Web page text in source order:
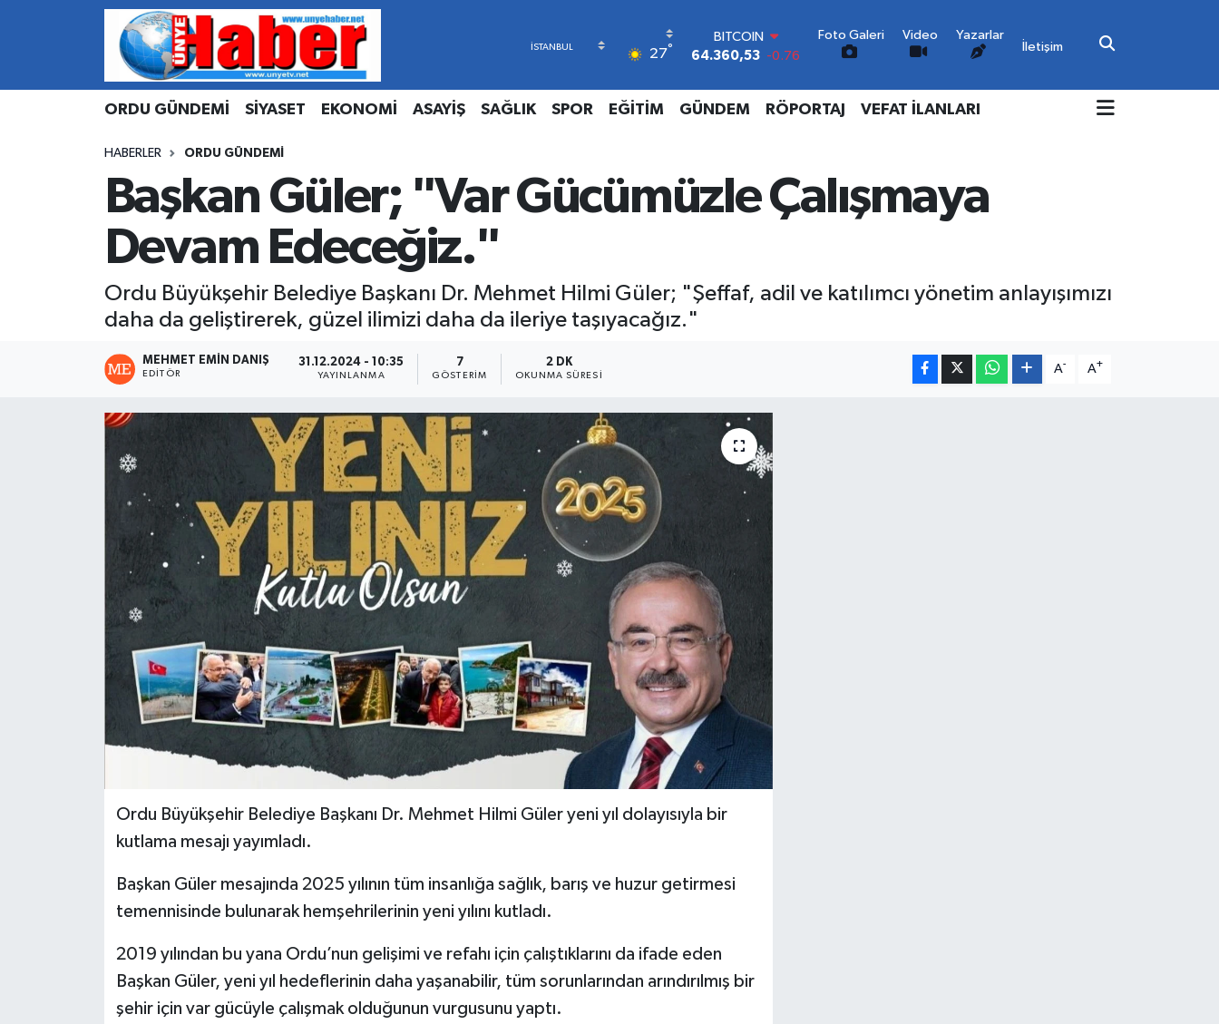
27°
64.360,53
DOLAR
55,0265
0.01
6618.49
2.12
BİST100
Foto Galeri Video
Yazarlar
İletişim
ORDU GÜNDEMİ SİYASET EKONOMİ ASAYİŞ SAĞLIK SPOR EĞİTİM GÜNDEM RÖPORTAJ VEFAT İLANLARI
HABERLER ORDU GÜNDEMİ
Başkan Güler; "Var Gücümüzle Çalışmaya
Devam Edeceğiz."
Ordu Büyükşehir Belediye Başkanı Dr. Mehmet Hilmi Güler; "Şeffaf, adil ve katılımcı yönetim anlayışımızı
daha da geliştirerek, güzel ilimizi daha da ileriye taşıyacağız."
MEHMET EMIN DANIŞ
EDITÖR
31.12.2024 - 10:35
YAYINLANMA
7
GÖSTERIM
2 DK
OKUNMA SÜRESI
A- A+
Ordu Büyükşehir Belediye Başkanı Dr. Mehmet Hilmi Güler yeni yıl dolayısıyla bir
kutlama mesajı yayımladı.
Başkan Güler mesajında 2025 yılının tüm insanlığa sağlık, barış ve huzur getirmesi
temennisinde bulunarak hemşehrilerinin yeni yılını kutladı.
2019 yılından bu yana Ordu’nun gelişimi ve refahı için çalıştıklarını da ifade eden
Başkan Güler, yeni yıl hedeflerinin daha yaşanabilir, tüm sorunlarından arındırılmış bir
şehir için var gücüyle çalışmak olduğunun vurgusunu yaptı.
Hava Durumu
Trafik Durumu
Süper Lig Puan Durumu ve Fikstür
Tüm Manşetler
Son Dakika Haberleri
Haber Arşivi